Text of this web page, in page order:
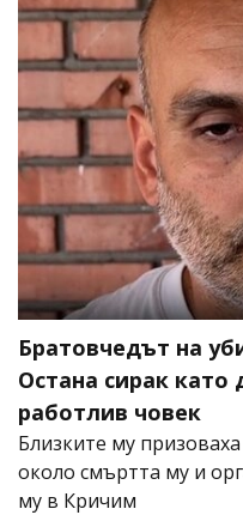
Братовчедът на
Остана сирак
работлив човек
Близките му
около смъртта му и
му в Кричим